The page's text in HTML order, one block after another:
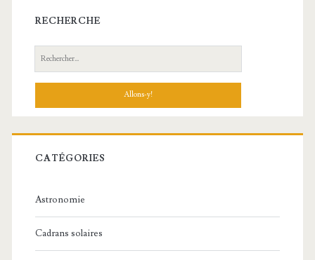
latérale
principale
RECHERCHE
Recherche:
CATÉGORIES
Astronomie
Cadrans solaires